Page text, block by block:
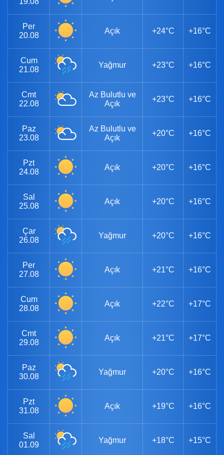
Per
20.08
Açık +24°C +16°C
Cum
21.08
Yağmur +23°C +16°C
Cmt
22.08
Az Bulutlu ve
Açık
+23°C +16°C
Paz
23.08
Az Bulutlu ve
Açık
+20°C +16°C
Pzt
24.08
Açık +20°C +16°C
Sal
25.08
Açık +20°C +16°C
Çar
26.08
Yağmur +20°C +16°C
Per
27.08
Açık +21°C +16°C
Cum
28.08
Açık +22°C +17°C
Cmt
29.08
Açık +21°C +17°C
Paz
30.08
Yağmur +20°C +16°C
Pzt
31.08
Açık +19°C +16°C
Sal
01.09
Yağmur +18°C +15°C